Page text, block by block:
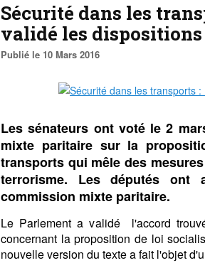
Sécurité dans les
validé les dispositions
Publié le 10 Mars 2016
Les sénateurs ont voté le 2
mixte paritaire sur la
transports qui mêle des
terrorisme. Les députés
commission mixte paritaire.
Le Parlement a validé l'accord
concernant la proposition de loi
nouvelle version du texte a fait l'objet